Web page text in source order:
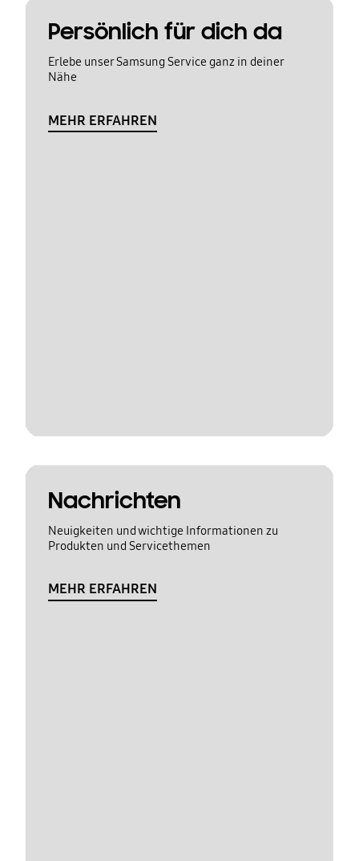
Persönlich für dich da
Erlebe unser Samsung Service ganz in deiner
Nähe
MEHR ERFAHREN
Nachrichten
Neuigkeiten und wichtige Informationen zu
Produkten und Servicethemen
MEHR ERFAHREN